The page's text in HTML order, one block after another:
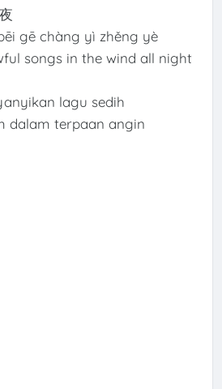
gē chàng yì zhěng yè
songs in the wind all night
lagu sedih
dalam terpaan angin